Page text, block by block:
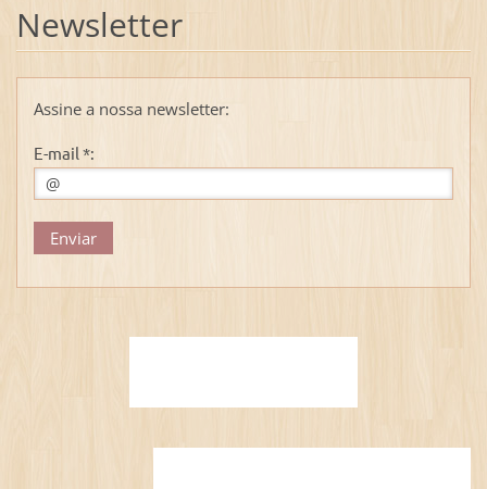
Newsletter
Assine a nossa newsletter:
E-mail *: